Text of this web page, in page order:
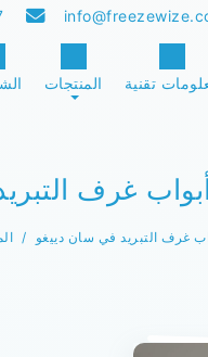
المنتجات تقنية
أبواب غرف
غرف التبريد في سان دييغو